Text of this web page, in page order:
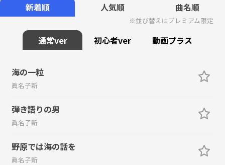
新着順 人気順 曲名順
※並び替えはプレミアム限定
通常ver 初心者ver 動画プラス
海の一粒
眞名子新
弾き語りの男
眞名子新
野原では海の話を
眞名子新